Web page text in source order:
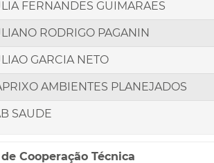
FERNANDES GUIMARAES
RODRIGO PAGANIN
GARCIA NETO
AMBIENTES PLANEJADOS
SAUDE
Cooperação Técnica